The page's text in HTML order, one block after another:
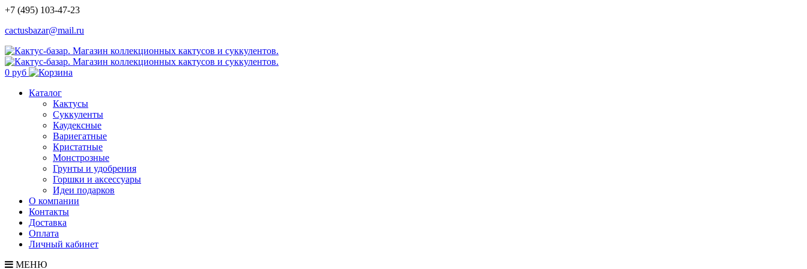
+7 (495) 103-47-23
cactusbazar@mail.ru
0 руб
Каталог
Кактусы
Суккуленты
Каудексные
Вариегатные
Кристатные
Монстрозные
Грунты и удобрения
Горшки и аксессуары
Идеи подарков
О компании
Контакты
Доставка
Оплата
Личный кабинет
МЕНЮ